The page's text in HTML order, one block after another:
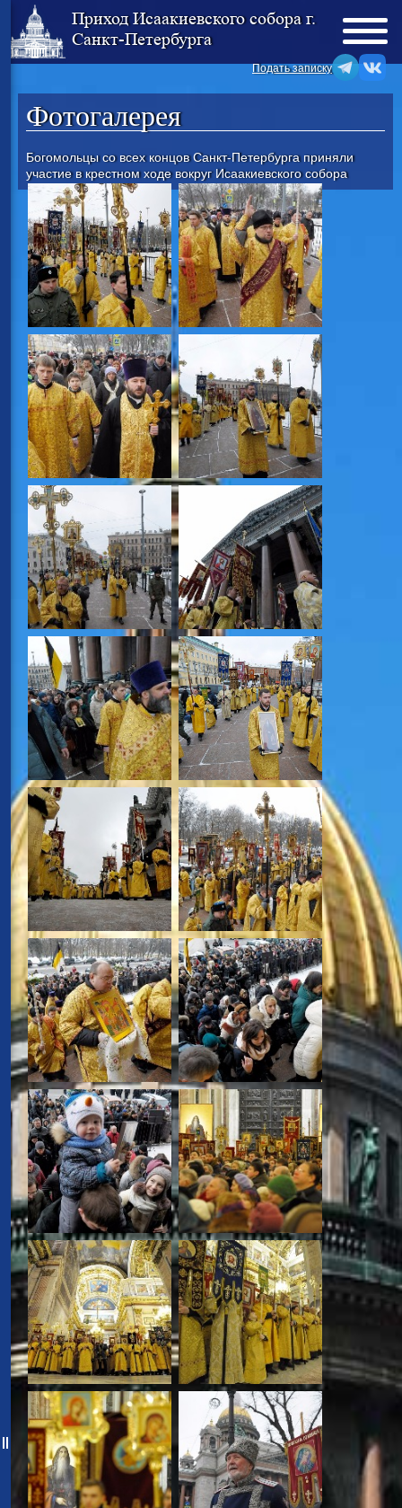
Приход Исаакиевского собора г.
Санкт-Петербурга
Подать записку
Фотогалерея
Богомольцы со всех концов Санкт-Петербурга приняли
участие в крестном ходе вокруг Исаакиевского собора